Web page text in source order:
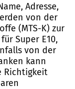
Adresse,
von der
(MTS-K) zur
Super E10,
von der
kann
Richtigkeit